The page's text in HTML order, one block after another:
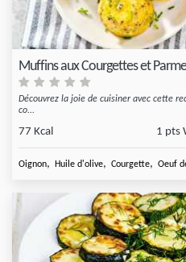
Muffins aux Courgettes et
Découvrez la joie de cuisiner avec cette
co...
77 Kcal 1 pts
Oignon, Huile d'olive, Courgette, Oeuf